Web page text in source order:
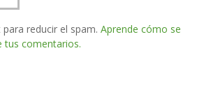
reducir el spam. Aprende cómo se
tus comentarios.